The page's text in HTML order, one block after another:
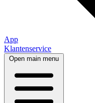
App
Klantenservice
Open main menu